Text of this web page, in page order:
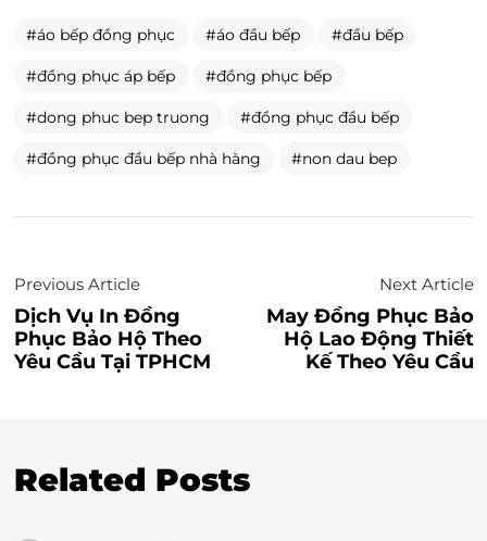
áo bếp đồng phục áo đầu bếp đầu bếp
đồng phục áp bếp đồng phục bếp
dong phuc bep truong đồng phục đầu bếp
đồng phục đầu bếp nhà hàng non dau bep
Previous Article
Dịch Vụ In Đồng
Phục Bảo Hộ Theo
Yêu Cầu Tại TPHCM
Next Article
May Đồng Phục Bảo
Hộ Lao Động Thiết
Kế Theo Yêu Cầu
Related Posts